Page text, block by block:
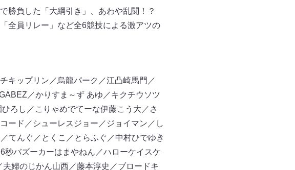
勝負した「大綱引き」、あわや乱闘！？
全員リレー」など全6競技による激アツの
キップリン／烏龍パーク／江凸崎馬門／
／かりすま～ず あゆ／キクチウソツ
ろし／こりゃめでてーな伊藤こう大／さ
ード／シューレスジョー／ジョイマン／し
てんぐ／とくこ／とらふぐ／中村ひでゆき
秒バズーカーはまやねん／ハローケイスケ
婦のじかん山西／藤本淳史／ブロードキ